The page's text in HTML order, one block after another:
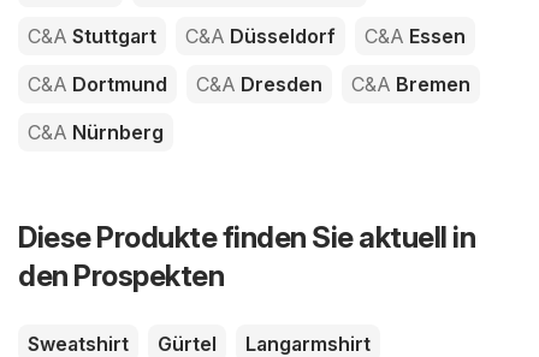
C&A Stuttgart C&A Düsseldorf C&A Essen
C&A Dortmund C&A Dresden C&A Bremen
C&A Nürnberg
Diese Produkte finden Sie aktuell in
den Prospekten
Sweatshirt Gürtel Langarmshirt